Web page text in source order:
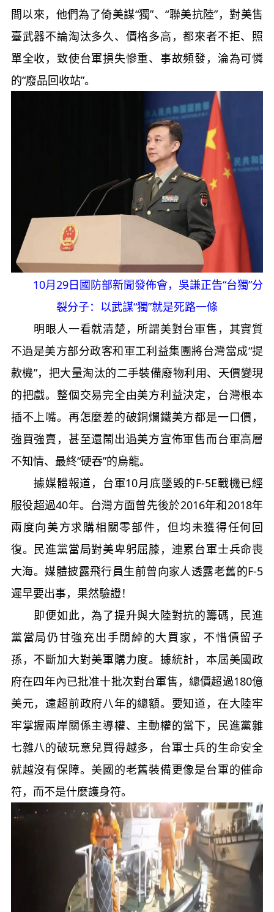
間以來，他們為了倚美謀“獨”、“聯美抗陸”，對美售
臺武器不論淘汰多久、價格多高，都來者不拒、照
單全收，致使台軍損失慘重、事故頻發，淪為可憐
的“廢品回收站”。
10月29日國防部新聞發佈會，吳謙正告“台獨”分
裂分子：以武謀“獨”就是死路一條
明眼人一看就清楚，所謂美對台軍售，其實質
不過是美方部分政客和軍工利益集團將台灣當成“提
款機”，把大量淘汰的二手裝備廢物利用、天價變現
的把戲。整個交易完全由美方利益決定，台灣根本
插不上嘴。再怎麼差的破銅爛鐵美方都是一口價，
強買強賣，甚至還鬧出過美方宣佈軍售而台軍高層
不知情、最終“硬吞”的烏龍。
據媒體報道，台軍10月底墜毀的F-5E戰機已經
服役超過40年。台灣方面曾先後於2016年和2018年
兩度向美方求購相關零部件，但均未獲得任何回
復。民進黨當局對美卑躬屈膝，連累台軍士兵命喪
大海。媒體披露飛行員生前曾向家人透露老舊的F-5
遲早要出事，果然驗證！
即便如此，為了提升與大陸對抗的籌碼，民進
黨當局仍甘強充出手闊綽的大買家，不惜債留子
孫，不斷加大對美軍購力度。據統計，本屆美國政
府在四年內已批准十批次對台軍售，總價超過180億
美元，遠超前政府八年的總額。要知道，在大陸牢
牢掌握兩岸關係主導權、主動權的當下，民進黨雜
七雜八的破玩意兒買得越多，台軍士兵的生命安全
就越沒有保障。美國的老舊裝備更像是台軍的催命
符，而不是什麼護身符。